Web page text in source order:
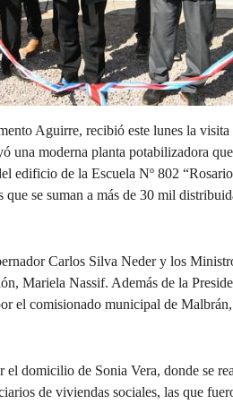
Aguirre, recibió este lunes la
una moderna planta potabilizadora
edificio de la Escuela Nº 802
se suman a más de 30 mil
Carlos Silva Neder y los
Mariela Nassif. Además de la
el comisionado municipal de
domicilio de Sonia Vera, donde se
de viviendas sociales, las que